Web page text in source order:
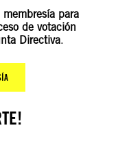
para
de votación
Directiva.